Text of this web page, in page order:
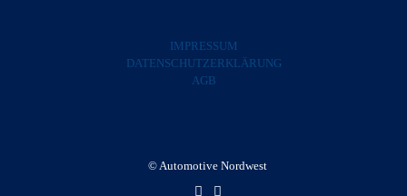
IMPRESSUM
DATENSCHUTZERKLÄRUNG
AGB
© Automotive Nordwest